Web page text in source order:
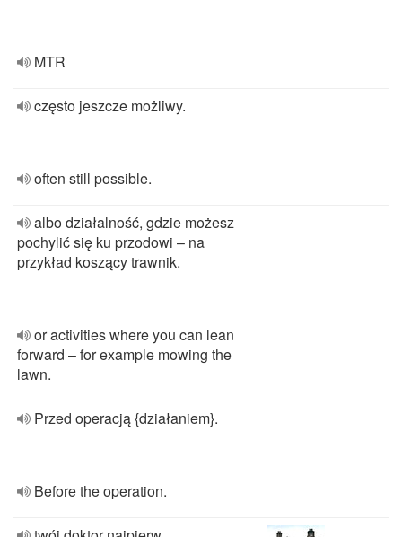
MTR
często jeszcze możliwy.
often still possible.
albo działalność, gdzie możesz
pochylić się ku przodowi – na
przykład koszący trawnik.
or activities where you can lean
forward – for example mowing the
lawn.
Przed operacją {działaniem}.
Before the operation.